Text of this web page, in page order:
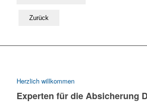
Zurück
Herzlich willkommen
Experten für die Absicherung